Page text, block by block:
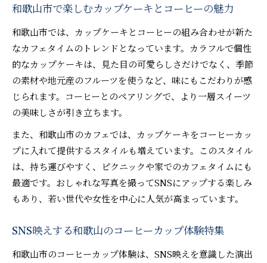
和歌山市で楽しむカップケーキとコーヒーの魅力
和歌山市では、カップケーキとコーヒーの組み合わせが新た
なカフェタイムのトレンドとなっています。カラフルで個性
的なカップケーキは、見た目の可愛らしさだけでなく、季節
の素材や地元産のフルーツを使うなど、味にもこだわりが感
じられます。コーヒーとのペアリングで、より一層スイーツ
の美味しさが引き立ちます。
また、和歌山市のカフェでは、カップケーキをコーヒーカッ
プに入れて提供するスタイルも増えています。このスタイル
は、持ち運びやすく、ピクニックや家でのカフェタイムにも
最適です。おしゃれな写真を撮ってSNSにアップする楽しみ
もあり、若い世代や女性を中心に人気が高まっています。
SNS映えする和歌山のコーヒーカップ体験特集
和歌山市のコーヒーカップ体験は、SNS映えを意識した演出